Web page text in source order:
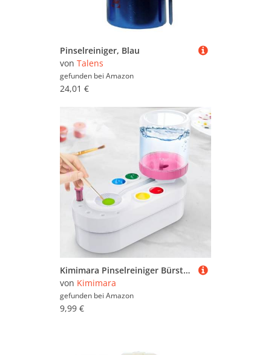
Pinselreiniger, Blau
von Talens
gefunden bei Amazon
24,01 €
Kimimara Pinselreiniger Bürstenspüler Brush Cleaner—Paint Brush Rinser, Automatische Pinselspüler mit Fließendem Wasserkreislauf für Acryl, Aquarell, Malerei auf RinserArt Tool (Pink)
von Kimimara
gefunden bei Amazon
9,99 €